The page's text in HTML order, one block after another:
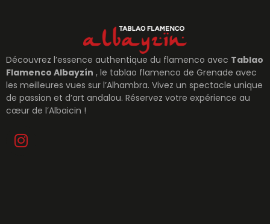
Découvrez l’essence authentique du flamenco avec Tablao
Flamenco Albayzín , le tablao flamenco de Grenade avec
les meilleures vues sur l’Alhambra. Vivez un spectacle unique
de passion et d’art andalou. Réservez votre expérience au
cœur de l’Albaicin !